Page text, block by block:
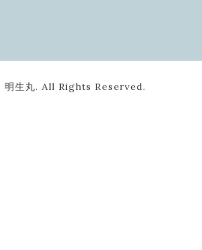
生丸. All Rights Reserved.